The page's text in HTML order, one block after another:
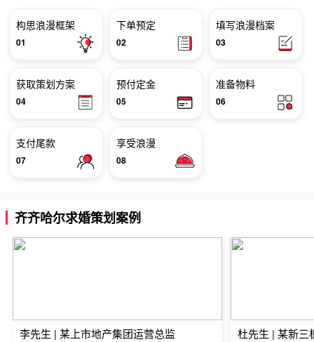
构思浪漫框架
01
下单预定
02
填写浪漫档案
03
获取策划方案
04
预付定金
05
准备物料
06
支付尾款
07
享受浪漫
08
齐齐哈尔求婚策划案例
李先生 | 某上市地产集团运营总监 杜先生 | 某新三